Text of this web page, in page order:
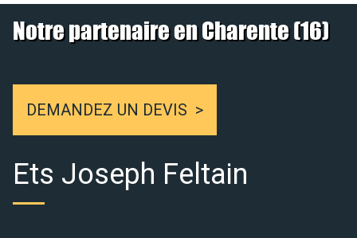
Notre partenaire en Charente (16)
DEMANDEZ UN DEVIS
Ets Joseph Feltain